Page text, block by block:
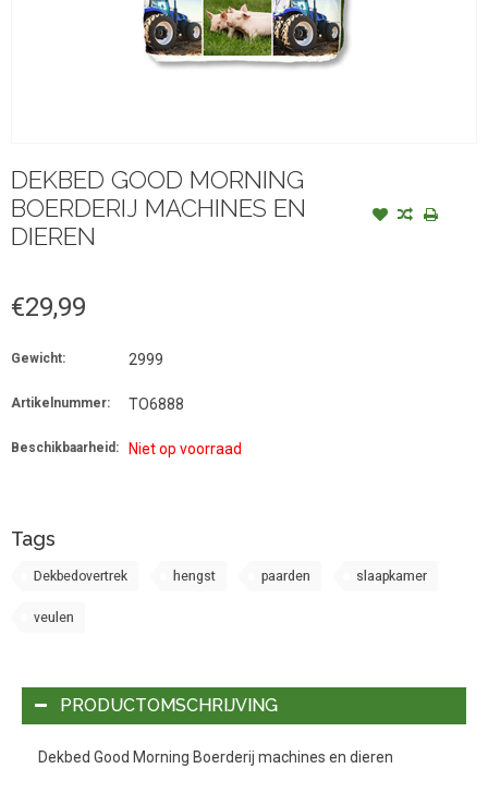
DEKBED GOOD MORNING
BOERDERIJ MACHINES EN
DIEREN
€29,99
Gewicht: 2999
Artikelnummer: TO6888
Beschikbaarheid: Niet op voorraad
Tags
Dekbedovertrek hengst paarden slaapkamer
veulen
PRODUCTOMSCHRIJVING
Dekbed Good Morning Boerderij machines en dieren